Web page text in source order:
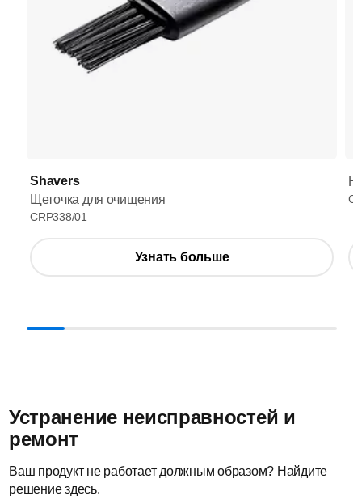
Shavers
Щеточка для очищения
CRP338/01
Узнать больше
Устранение неисправностей и
ремонт
Ваш продукт не работает должным образом? Найдите
решение здесь.